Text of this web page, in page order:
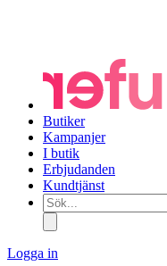
Butiker
Kampanjer
I butik
Erbjudanden
Kundtjänst
Sök...
Logga in